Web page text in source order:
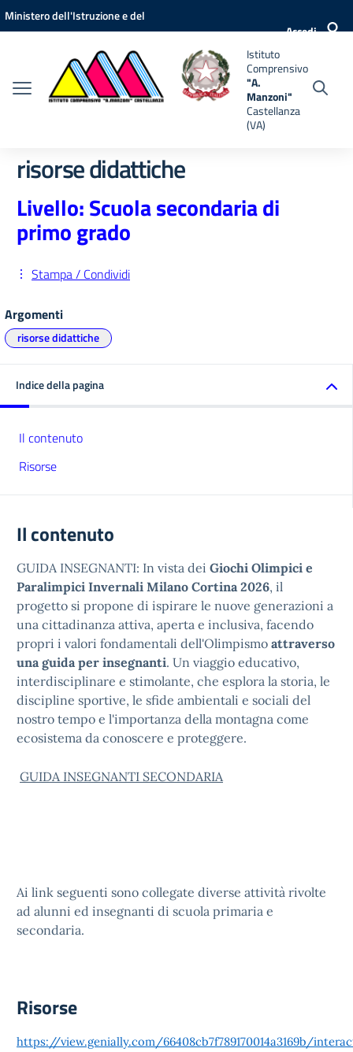
Vai ai contenuti
Vai al menu di navigazione
Vai al footer
Ministero dell'Istruzione e del
Accedi
Istituto
Comprensivo
"A.
Manzoni"
Castellanza
(VA)
risorse didattiche
Livello: Scuola secondaria di
primo grado
Stampa / Condividi
Argomenti
risorse didattiche
Indice della pagina
Il contenuto
Risorse
Il contenuto
GUIDA INSEGNANTI: In vista dei Giochi Olimpici e
Paralimpici Invernali Milano Cortina 2026, il
progetto si propone di ispirare le nuove generazioni a
una cittadinanza attiva, aperta e inclusiva, facendo
propri i valori fondamentali dell'Olimpismo attraverso
una guida per insegnanti. Un viaggio educativo,
interdisciplinare e stimolante, che esplora la storia, le
discipline sportive, le sfide ambientali e sociali del
nostro tempo e l'importanza della montagna come
ecosistema da conoscere e proteggere.
GUIDA INSEGNANTI SECONDARIA
Ai link seguenti sono collegate diverse attività rivolte
ad alunni ed insegnanti di scuola primaria e
secondaria.
Risorse
https://view.genially.com/66408cb7f789170014a3169b/